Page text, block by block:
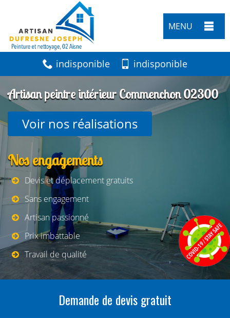
MENU
indisponible indisponible
Artisan peintre intérieur Commenchon 02300
Voir nos réalisations
Nos engagements
Devis et déplacement gratuits
Sans engagement
Artisan passionné
Prix imbattable
Travail de qualité
Demande de devis gratuit